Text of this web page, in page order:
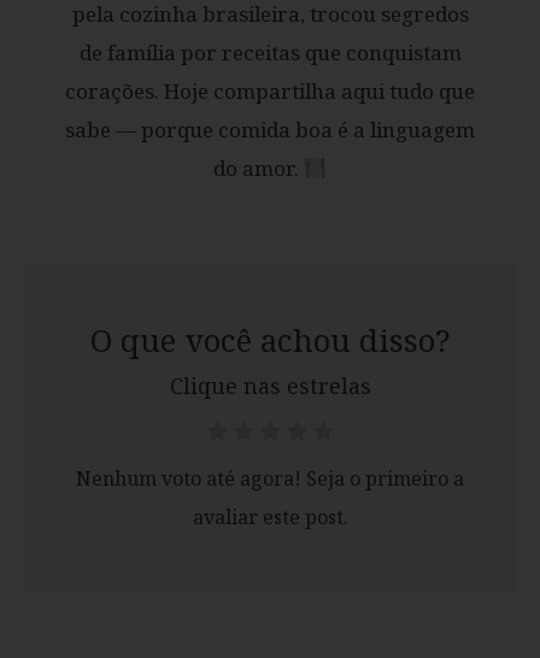
pela cozinha brasileira, trocou segredos
de família por receitas que conquistam
corações. Hoje compartilha aqui tudo que
sabe — porque comida boa é a linguagem
do amor.
O que você achou disso?
Clique nas estrelas
Nenhum voto até agora! Seja o primeiro a
avaliar este post.